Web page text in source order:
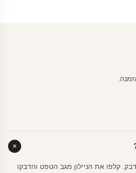
קלפו את הניילון מגב הטפט והדבקו